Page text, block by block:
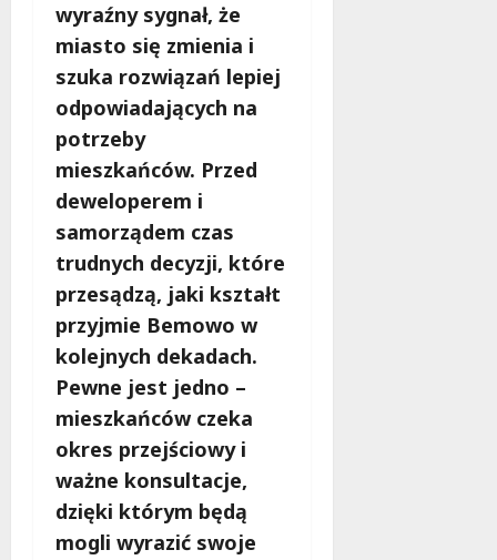
wyraźny sygnał, że
miasto się zmienia i
szuka rozwiązań lepiej
odpowiadających na
potrzeby
mieszkańców. Przed
deweloperem i
samorządem czas
trudnych decyzji, które
przesądzą, jaki kształt
przyjmie Bemowo w
kolejnych dekadach.
Pewne jest jedno –
mieszkańców czeka
okres przejściowy i
ważne konsultacje,
dzięki którym będą
mogli wyrazić swoje